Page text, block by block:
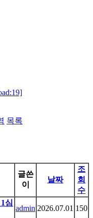
목록
글쓴
이
날짜
조
회
수
심
admin 2026.07.01 150